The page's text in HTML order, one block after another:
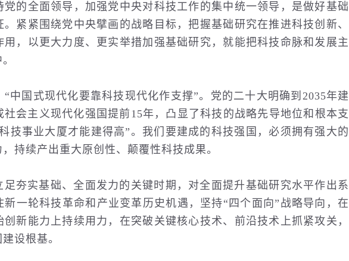
全面领导，加强党中央对科技工作的集中统一领导，是做好基础
紧紧围绕党中央擘画的战略目标，把握基础研究在推进科技创新、
，以更大力度、更实举措加强基础研究，就能把科技命脉和发展主
国式现代化要靠科技现代化作支撑”。党的二十大明确到2035年建
会主义现代化强国提前15年，凸显了科技的战略先导地位和根本支
技事业大厦才能建得高”。我们要建成的科技强国，必须拥有强大的
持续产出重大原创性、颠覆性科技成果。
实基础、全面发力的关键时期，对全面提升基础研究水平作出系
一轮科技革命和产业变革 历史机遇，坚持“四个面向”战略导向，在
新能力上持续用力，在突破关键核心技术、前沿技术上抓紧攻关，
设根基。